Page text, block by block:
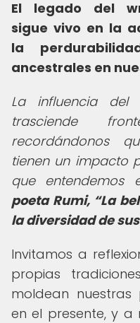
El legado del
sigue vivo en la
la
ancestrales en
La influencia del
trasciende
recordándonos
tienen un impacto
que entendemos
poeta Rumi,
La
la diversidad de
Invitamos a
propias
moldean nuestras
en el presente, y